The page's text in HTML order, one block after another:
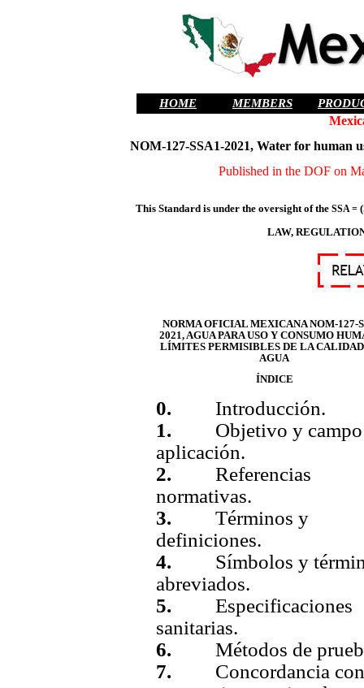
HOME MEMBERS
NOM-127-SSA1-2021, Water for human
Published in the DOF on
This Standard is under the oversight of the SSA =
LAW,
NORMA OFICIAL MEXICANA NOM-127-
2021, AGUA PARA USO Y CONSUMO
LÍMITES PERMISIBLES DE LA
AGUA
ÍNDICE
0. Introducción.
1. Objetivo y
aplicación.
2.Referencias
normativas.
3.Términos y
definiciones.
4. Símbolos y
abreviados.
5.Especificaciones
sanitarias.
6.Métodos de
7. Concordancia